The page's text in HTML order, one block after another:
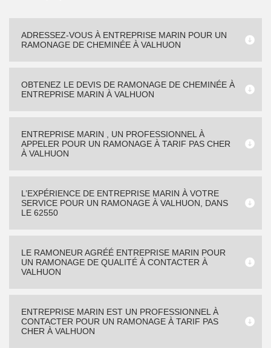
ADRESSEZ-VOUS À ENTREPRISE MARIN POUR UN
RAMONAGE DE CHEMINÉE À VALHUON
OBTENEZ LE DEVIS DE RAMONAGE DE CHEMINÉE À
ENTREPRISE MARIN À VALHUON
ENTREPRISE MARIN , UN PROFESSIONNEL À
APPELER POUR UN RAMONAGE À TARIF PAS CHER
À VALHUON
L’EXPÉRIENCE DE ENTREPRISE MARIN À VOTRE
SERVICE POUR UN RAMONAGE À VALHUON, DANS
LE 62550
LE RAMONEUR AGRÉÉ ENTREPRISE MARIN POUR
UN RAMONAGE DE QUALITÉ À CONTACTER À
VALHUON
ENTREPRISE MARIN EST UN PROFESSIONNEL À
CONTACTER POUR UN RAMONAGE À TARIF PAS
CHER À VALHUON